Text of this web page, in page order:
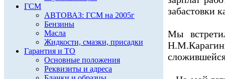
ГСМ
АВТОВАЗ: ГСМ на 2005г
Бензины
Масла
Жидкости, смазки, присадки
Гарантия и ТО
Основные положения
Реквизиты и адреса
забастовки
Мы